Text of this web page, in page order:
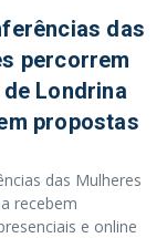
das
percorrem
Londrina
propostas
das Mulheres
recebem
e online